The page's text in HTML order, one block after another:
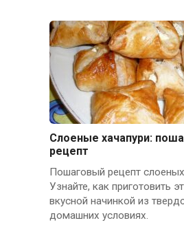
Слоеные хачапури:
рецепт
Пошаговый рецепт
Узнайте, как приготовить
вкусной начинкой из
домашних условиях.